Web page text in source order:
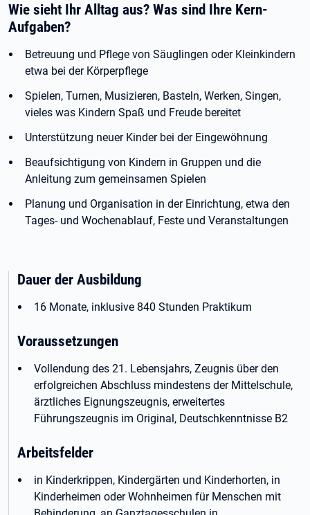
Wie sieht Ihr Alltag aus? Was sind Ihre Kern-
Aufgaben?
Betreuung und Pflege von Säuglingen oder Kleinkindern
etwa bei der Körperpflege
Spielen, Turnen, Musizieren, Basteln, Werken, Singen,
vieles was Kindern Spaß und Freude bereitet
Unterstützung neuer Kinder bei der Eingewöhnung
Beaufsichtigung von Kindern in Gruppen und die
Anleitung zum gemeinsamen Spielen
Planung und Organisation in der Einrichtung, etwa den
Tages- und Wochenablauf, Feste und Veranstaltungen
Dauer der Ausbildung
16 Monate, inklusive 840 Stunden Praktikum
Voraussetzungen
Vollendung des 21. Lebensjahrs, Zeugnis über den
erfolgreichen Abschluss mindestens der Mittelschule,
ärztliches Eignungszeugnis, erweitertes
Führungszeugnis im Original, Deutschkenntnisse B2
Arbeitsfelder
in Kinderkrippen, Kindergärten und Kinderhorten, in
Kinderheimen oder Wohnheimen für Menschen mit